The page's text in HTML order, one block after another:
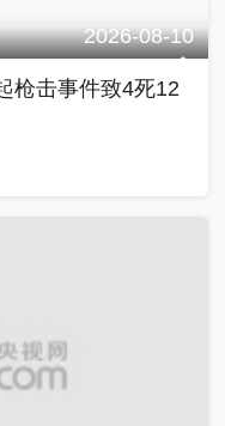
2026-08-10
枪击事件致4死12